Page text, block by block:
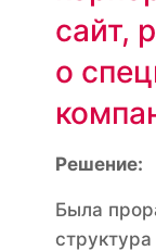
сайт,
о
Решение:
Была
структура